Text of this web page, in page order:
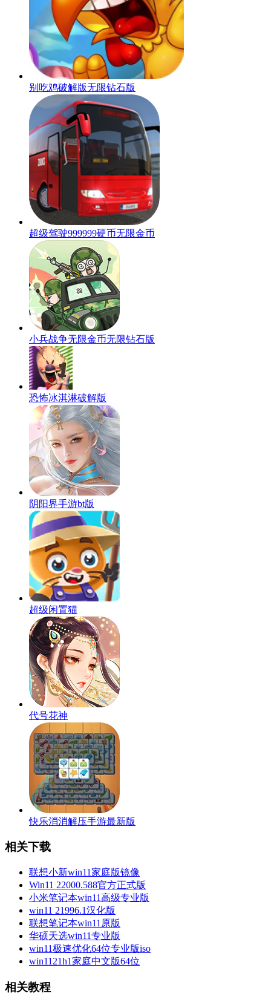
别吃鸡破解版无限钻石版
超级驾驶999999硬币无限金币
小兵战争无限金币无限钻石版
恐怖冰淇淋破解版
阴阳界手游bt版
超级闲置猫
代号花神
快乐消消解压手游最新版
相关下载
联想小新win11家庭版镜像
Win11 22000.588官方正式版
小米笔记本win11高级专业版
win11 21996.1汉化版
联想笔记本win11原版
华硕天选win11专业版
win11极速优化64位专业版iso
win1121h1家庭中文版64位
相关教程